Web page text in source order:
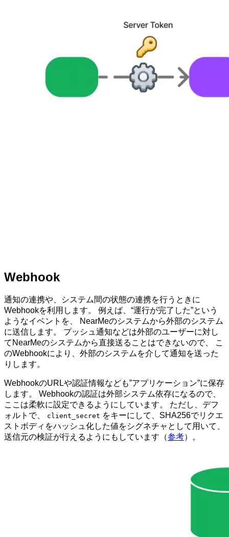
Webhook
通知の連携や、システム間の状態の連携を行うときに
Webhookを利用します。 例えば、“運行が完了した”という
ようなイベントを、 NearMeのシステムから外部のシステム
に送信します。 プッシュ通知などは外部のユーザーに対し
てNearMeのシステムから直接送ることはできないので、 こ
のWebhookにより、外部のシステムを介して通知を送った
りします。
WebhookのURLや認証情報なども”アプリケーション”に保存
します。 Webhookの認証は外部システム依存になるので、
ここは柔軟に設定できるようにしています。 ただし、デフ
ォルトで、
client_secret をキーにして、SHA256でリクエ
ストボディをハッシュ化した値をシグネチャとして用いて、
送信元の検証が行えるようにもしています（参考）。